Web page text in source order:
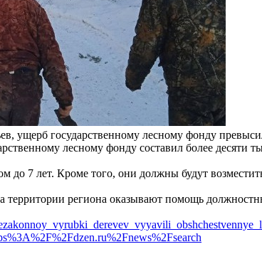
ущерб государственному лесному фонду
лесному фонду составил более десяти
до 7 лет. Кроме того, они должны будут
региона оказывают помощь